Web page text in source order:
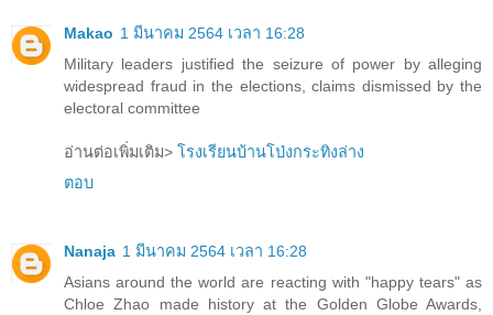
Makao 1 มีนาคม 2564 เวลา 16:28
Military leaders justified the seizure of power by alleging
widespread fraud in the elections, claims dismissed by the
electoral committee
อ่านต่อเพิ่มเติม> โรงเรียนบ้านโป่งกระทิงล่าง
ตอบ
Nanaja 1 มีนาคม 2564 เวลา 16:28
Asians around the world are reacting with "happy tears" as
Chloe Zhao made history at the Golden Globe Awards,